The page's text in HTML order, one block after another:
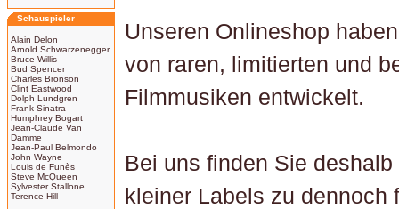
Schauspieler
Alain Delon
Arnold Schwarzenegger
Bruce Willis
Bud Spencer
Charles Bronson
Clint Eastwood
Dolph Lundgren
Frank Sinatra
Humphrey Bogart
Jean-Claude Van
Damme
Jean-Paul Belmondo
John Wayne
Louis de Funès
Steve McQueen
Sylvester Stallone
Terence Hill
Unseren Onlineshop
von raren, limitierten und
Filmmusiken entwickelt.
Bei uns finden Sie
kleiner Labels zu dennoch